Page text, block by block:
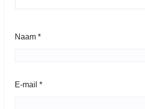
Naam *
E-mail *